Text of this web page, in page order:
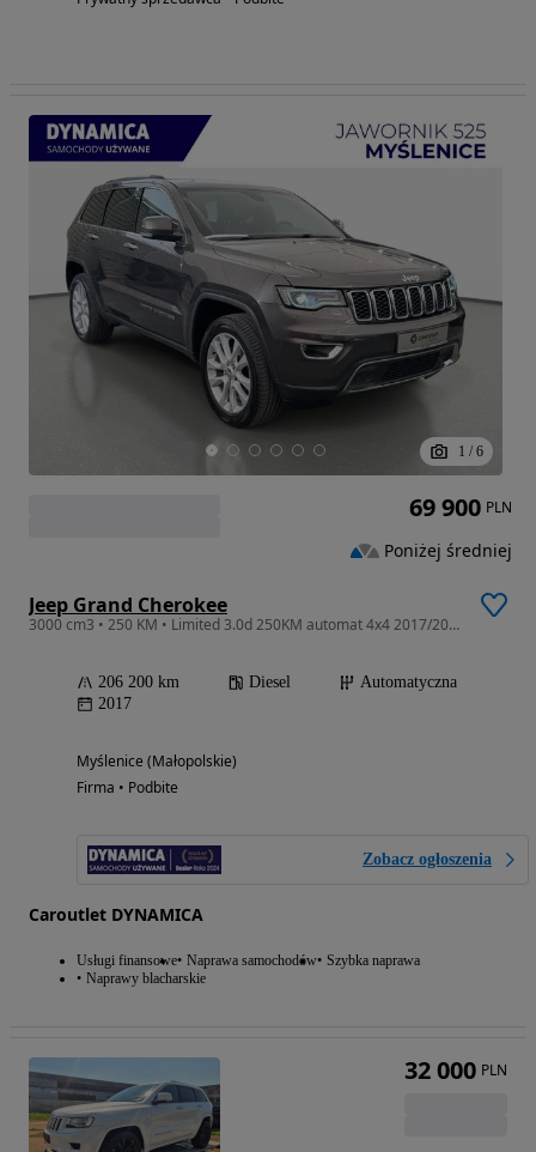
1 / 6
Jeep Grand Cherokee
3000 cm3 • 250 KM • Limited 3.0d 250KM automat 4x4 2017/2018 r., salon PL, HAK, kpl. opon
206 200 km Diesel
Automatyczna
2017
Myślenice (Małopolskie)
Firma • Podbite
Zobacz ogłoszenia
Caroutlet DYNAMICA
Usługi finansowe Naprawa samochodów Szybka naprawa
Naprawy blacharskie
69 900 PLN
Poniżej średniej
32 000 PLN